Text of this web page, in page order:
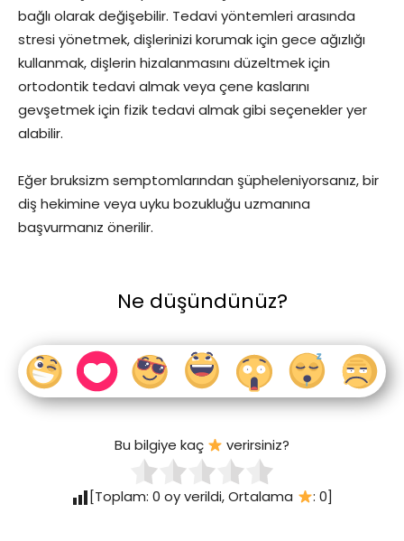
bağlı olarak değişebilir. Tedavi yöntemleri arasında
stresi yönetmek, dişlerinizi korumak için gece ağızlığı
kullanmak, dişlerin hizalanmasını düzeltmek için
ortodontik tedavi almak veya çene kaslarını
gevşetmek için fizik tedavi almak gibi seçenekler yer
alabilir.
Eğer bruksizm semptomlarından şüpheleniyorsanız, bir
diş hekimine veya uyku bozukluğu uzmanına
başvurmanız önerilir.
Ne düşündünüz?
Bu bilgiye kaç verirsiniz?
[Toplam:0 oy verildi, Ortalama : 0]